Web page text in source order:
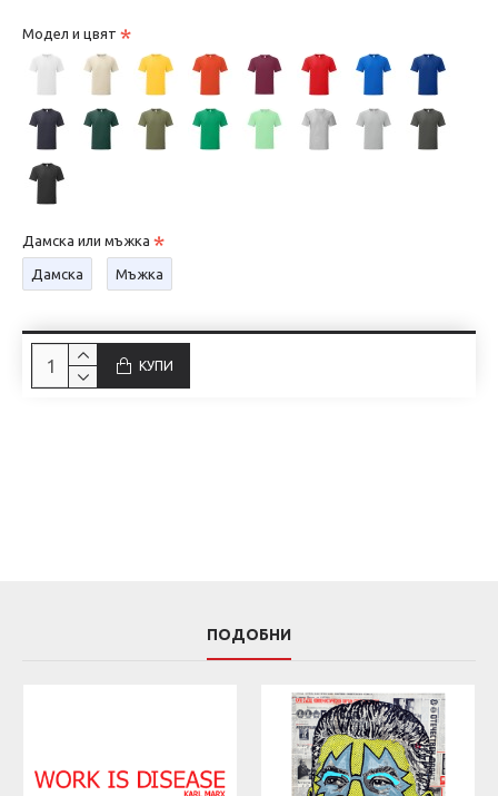
Модел и цвят
Дамска или мъжка
Дамска Мъжка
КУПИ
ПОДОБНИ